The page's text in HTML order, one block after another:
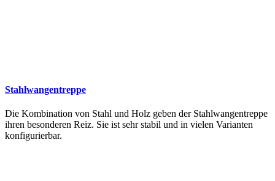
Stahlwangentreppe
Die Kombination von Stahl und Holz geben der Stahlwangentreppe
ihren besonderen Reiz. Sie ist sehr stabil und in vielen Varianten
konfigurierbar.